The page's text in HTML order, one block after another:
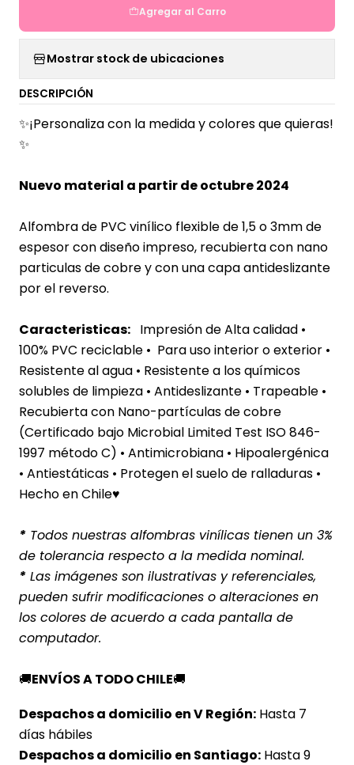
Agregar al Carro
Mostrar stock de ubicaciones
DESCRIPCIÓN
✨¡Personaliza con la medida y colores que quieras!
✨
Nuevo material a partir de octubre 2024
Alfombra de PVC vinílico flexible de 1,5 o 3mm de
espesor con diseño impreso, recubierta con nano
particulas de cobre y con una capa antideslizante
por el reverso.
Caracteristicas: Impresión de Alta calidad •
100% PVC reciclable • Para uso interior o exterior •
Resistente al agua • Resistente a los químicos
solubles de limpieza • Antideslizante • Trapeable •
Recubierta con Nano-partículas de cobre
(Certificado bajo Microbial Limited Test ISO 846-
1997 método C) • Antimicrobiana • Hipoalergénica
• Antiestáticas • Protegen el suelo de ralladuras •
Hecho en Chile♥
* Todos nuestras alfombras vinílicas tienen un 3%
de tolerancia respecto a la medida nominal.
* Las imágenes son ilustrativas y referenciales,
pueden sufrir modificaciones o alteraciones en
los colores de acuerdo a cada pantalla de
computador.
🚚ENVÍOS A TODO CHILE🚚
Despachos a domicilio en V Región: Hasta 7
días hábiles
Despachos a domicilio en Santiago: Hasta 9